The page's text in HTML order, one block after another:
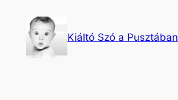
tartalomhoz
Kiáltó Szó a Pusztában